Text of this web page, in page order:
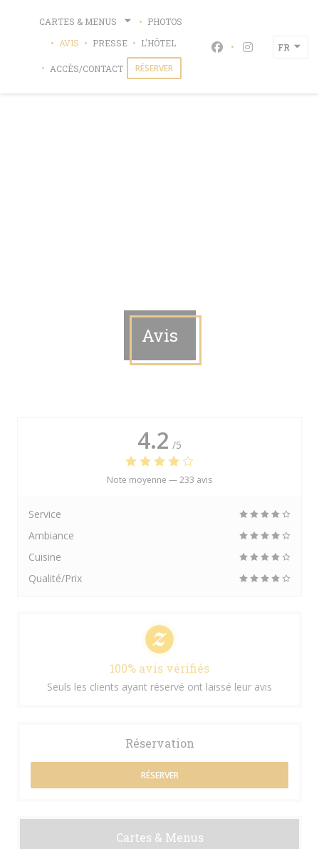
CARTES & MENUS
PHOTOS
AVIS
PRESSE L'HÔTEL((OUVRE UNE NOUVELLE
ACCÈS/CONTACT RÉSERVER
Facebook ((ouvre
Instagram
FR
Avis
4.2 /5
Note moyenne —233 avis
Service
Ambiance
Cuisine
Qualité/Prix
100% avis vérifiés
Seuls les clients ayant réservé ont laissé leur avis
Réservation
RÉSERVER
Cartes & Menus